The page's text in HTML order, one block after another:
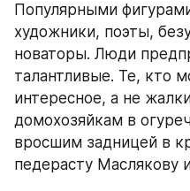
Популярными
художники, поэты,
новаторы. Люди
талантливые. Те, кто
интересное, а не
домохозяйкам в
вросшим задницей в
педерасту Маслякову